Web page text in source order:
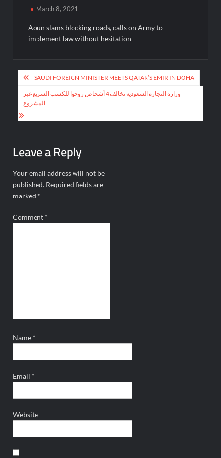
March 8, 2021
Aoun slams blocking roads, calls on Army to
implement law without hesitation
Post
navigation
SAUDI FOREIGN MINISTER MEETS QATAR’S EMIR IN DOHA
وزارة التجارة السعودية تخالف 4 أشخاص روجوا للكسب السريع غير
المشروع
Leave a Reply
Your email address will not be
published. Required fields are
marked *
Comment *
Name *
Email *
Website